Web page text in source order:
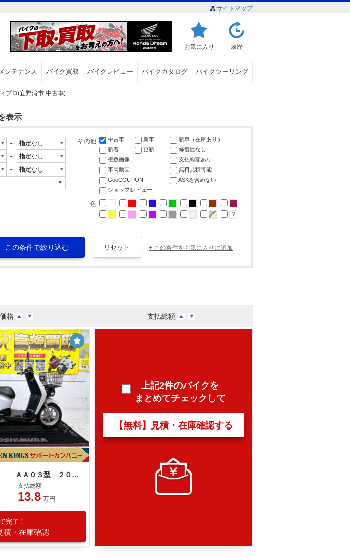
サイトマップ
お気に入り 履歴
ンテナンス バイク買取 バイクレビュー バイクカタログ バイクツーリング
プロ(宜野湾市,中古車)
表示
～
～
～
その他 中古車 新車
新車（在庫あり）
新着
更新
修復歴なし
複数画像
支払総額あり
車両動画
無料見積可能
GooCOUPON
ASKを含めない
ショップレビュー
色
+ この条件をお気に入りに追加
格 支払総額
ホンダ ベンリィプロ ＡＡ０３型 ２０１６年モデル フロントカゴ スペアキー サイドスタンド センタースタンド
支払総額
13.8 万円
完了！
積・在庫確認
上記2件のバイクを
まとめてチェックして
【無料】見積・在庫確認する